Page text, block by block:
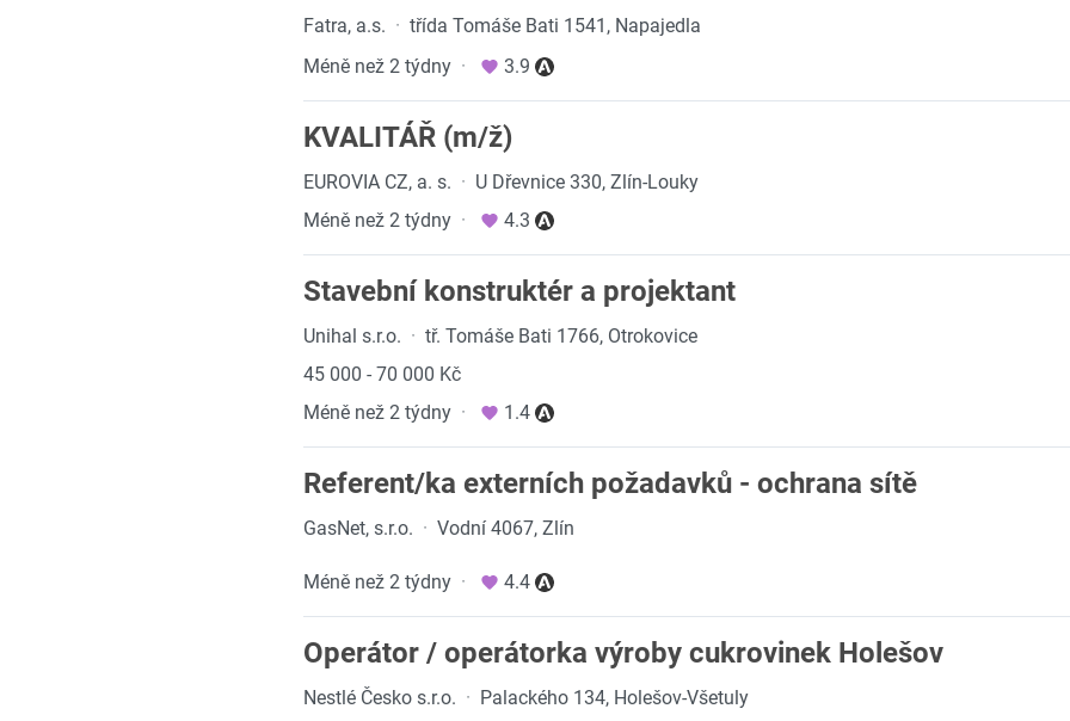
Fatra, a.s. · třída Tomáše Bati 1541, Napajedla
Méně než 2 týdny · 3.9
KVALITÁŘ (m/ž)
EUROVIA CZ, a. s. · U Dřevnice 330, Zlín-Louky
Méně než 2 týdny · 4.3
Stavební konstruktér a projektant
Unihal s.r.o. · tř. Tomáše Bati 1766, Otrokovice
45 000 - 70 000 Kč
Méně než 2 týdny · 1.4
Referent/ka externích požadavků - ochrana sítě
GasNet, s.r.o. · Vodní 4067, Zlín
Méně než 2 týdny · 4.4
Operátor / operátorka výroby cukrovinek Holešov
Nestlé Česko s.r.o. · Palackého 134, Holešov-Všetuly